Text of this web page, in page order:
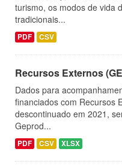
turismo, os modos de vida
tradicionais...
PDF CSV
Recursos Externos
Dados para
financiados com Recursos
descontinuado em 2021,
Geprod...
PDF CSV XLSX